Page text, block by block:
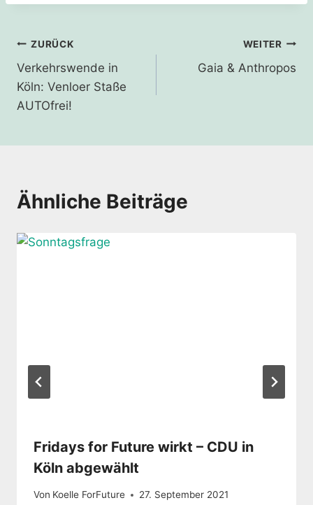
Beitragsnavigation
ZURÜCK
Verkehrswende in
Köln: Venloer Staße
AUTOfrei!
WEITER
Gaia & Anthropos
Ähnliche Beiträge
Fridays for Future wirkt – CDU in
Köln abgewählt
Von Koelle ForFuture 27. September 2021